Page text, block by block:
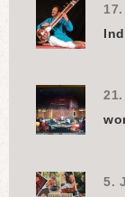
5.